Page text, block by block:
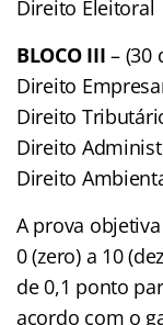
Direito Eleitoral
BLOCO III – (30
Direito
Direito
Direito
Direito
A prova
0 (zero) a 10
de 0,1 ponto
acordo com o